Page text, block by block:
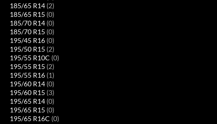
185/65 R14 (2)
185/65 R15 (0)
185/70 R14 (0)
185/70 R15 (0)
195/45 R16 (0)
195/50 R15 (2)
195/55 R10C (0)
195/55 R15 (2)
195/55 R16 (1)
195/60 R14 (0)
195/60 R15 (3)
195/65 R14 (0)
195/65 R15 (0)
195/65 R16C (0)